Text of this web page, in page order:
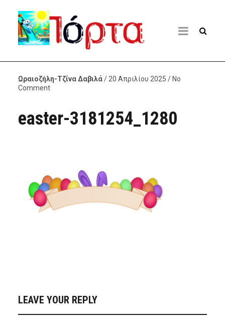
Ωραιοζήλη-Τζίνα Δαβιλά/ 20 Απριλίου 2025 / No
Comment
easter-3181254_1280
LEAVE YOUR REPLY